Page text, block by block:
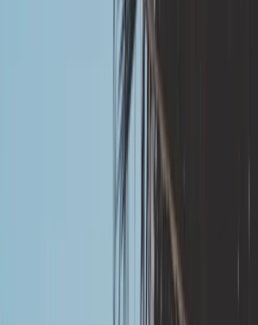
des eaux pluviales.
proposer
de
?